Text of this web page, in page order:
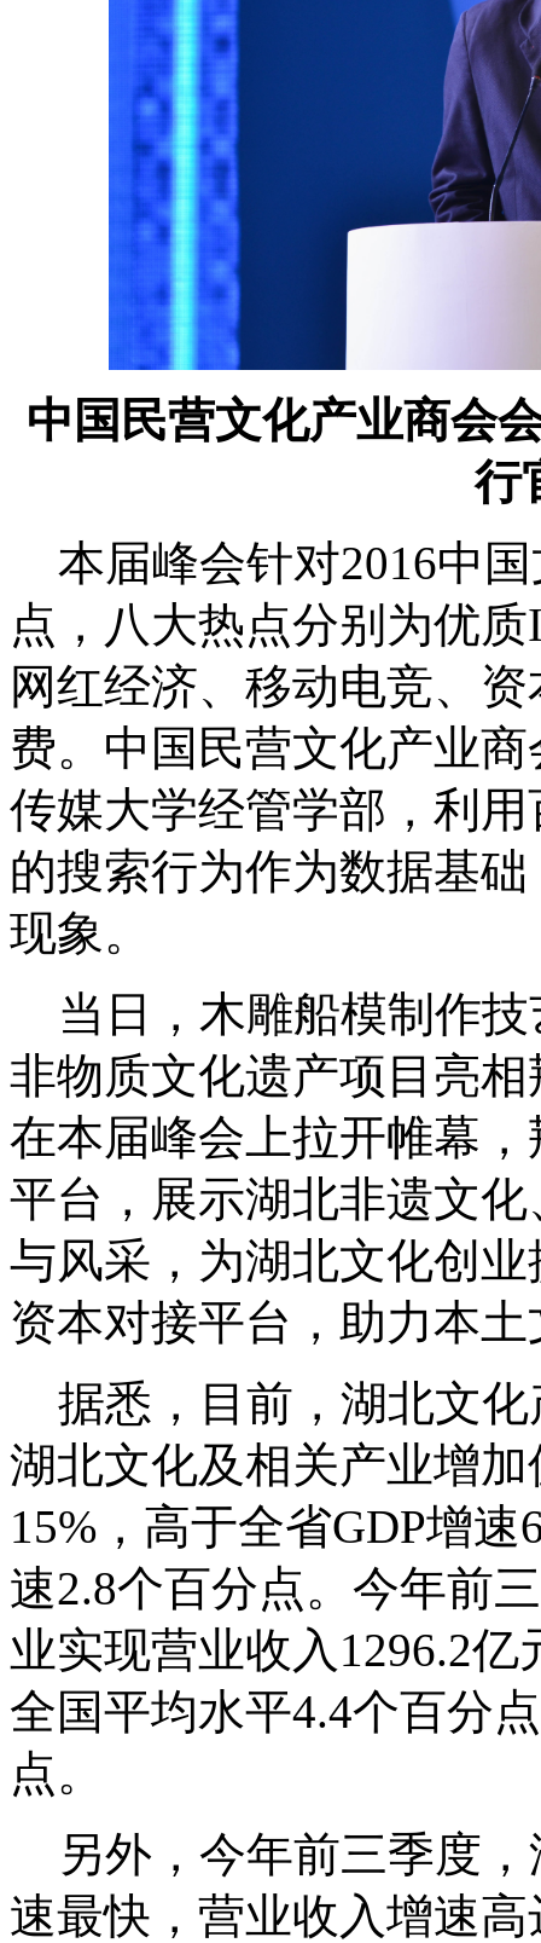
中国民营文化产业商会
行
本届峰会针对2016中
点，八大热点分别为优
网红经济、移动电竞、
费。中国民营文化产业
传媒大学经管学部，利
的搜索行为作为数据基
现象。
当日，木雕船模制作技
非物质文化遗产项目亮
在本届峰会上拉开帷幕
平台，展示湖北非遗文
与风采，为湖北文化创
资本对接平台，助力本
据悉，目前，湖北文化
湖北文化及相关产业增
15%，高于全省GDP增
速2.8个百分点。今年前
业实现营业收入1296.2
全国平均水平4.4个百分
点。
另外，今年前三季度，
速最快，营业收入增速